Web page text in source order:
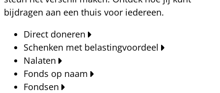
bijdragen aan een thuis voor iedereen.
Direct doneren
Schenken met belastingvoordeel
Nalaten
Fonds op naam
Fondsen